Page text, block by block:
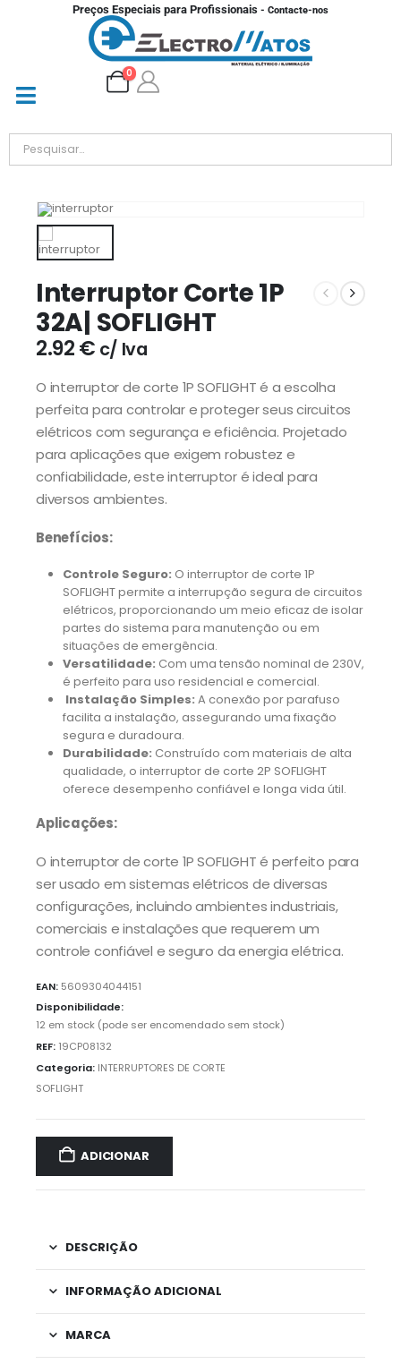
Preços Especiais para Profissionais - Contacte-nos
0
Interruptor Corte 1P
32A| SOFLIGHT
2.92€ c/ Iva
O interruptor de corte 1P SOFLIGHT é a escolha
perfeita para controlar e proteger seus circuitos
elétricos com segurança e eficiência. Projetado
para aplicações que exigem robustez e
confiabilidade, este interruptor é ideal para
diversos ambientes.
Benefícios:
Controle Seguro: O interruptor de corte 1P
SOFLIGHT permite a interrupção segura de circuitos
elétricos, proporcionando um meio eficaz de isolar
partes do sistema para manutenção ou em
situações de emergência.
Versatilidade: Com uma tensão nominal de 230V,
é perfeito para uso residencial e comercial.
Instalação Simples: A conexão por parafuso
facilita a instalação, assegurando uma fixação
segura e duradoura.
Durabilidade: Construído com materiais de alta
qualidade, o interruptor de corte 2P SOFLIGHT
oferece desempenho confiável e longa vida útil.
Aplicações:
O interruptor de corte 1P SOFLIGHT é perfeito para
ser usado em sistemas elétricos de diversas
configurações, incluindo ambientes industriais,
comerciais e instalações que requerem um
controle confiável e seguro da energia elétrica.
EAN: 5609304044151
Disponibilidade:
12 em stock (pode ser encomendado sem stock)
REF: 19CP08132
Categoria: INTERRUPTORES DE CORTE
SOFLIGHT
ADICIONAR
DESCRIÇÃO
INFORMAÇÃO ADICIONAL
MARCA